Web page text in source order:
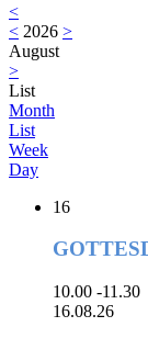
<
< 2026 >
August
>
List
Month
List
Week
Day
16
10.00 -11.30
16.08.26